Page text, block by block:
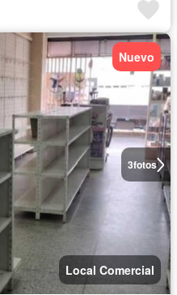
3fotos
Nuevo
Local Comercial